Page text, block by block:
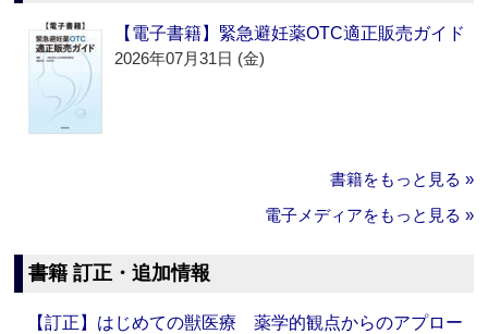
【電子書籍】緊急避妊薬OTC適正販売ガイド
2026年07月31日 (金)
書籍をもっと見る »
電子メディアをもっと見る »
書籍 訂正・追加情報
【訂正】はじめての獣医療 薬学的観点からのアプロー